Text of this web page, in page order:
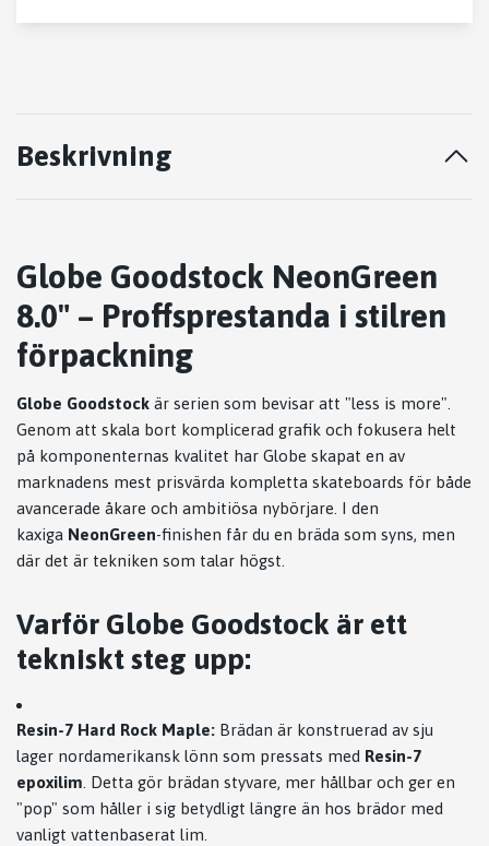
Beskrivning
Globe Goodstock NeonGreen
8.0" – Proffsprestanda i stilren
förpackning
Globe Goodstock är serien som bevisar att "less is more".
Genom att skala bort komplicerad grafik och fokusera helt
på komponenternas kvalitet har Globe skapat en av
marknadens mest prisvärda kompletta skateboards för både
avancerade åkare och ambitiösa nybörjare. I den
kaxiga NeonGreen-finishen får du en bräda som syns, men
där det är tekniken som talar högst.
Varför Globe Goodstock är ett
tekniskt steg upp:
Resin-7 Hard Rock Maple: Brädan är konstruerad av sju
lager nordamerikansk lönn som pressats med Resin-7
epoxilim . Detta gör brädan styvare, mer hållbar och ger en
"pop" som håller i sig betydligt längre än hos brädor med
vanligt vattenbaserat lim.